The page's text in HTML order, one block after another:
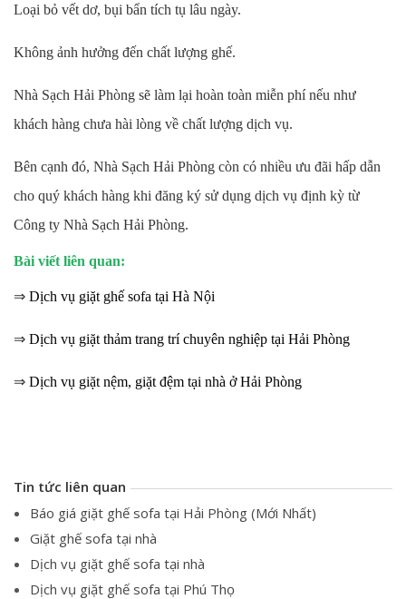
Loại bỏ vết dơ, bụi bẩn tích tụ lâu ngày.
Không ảnh hưởng đến chất lượng ghế.
Nhà Sạch Hải Phòng sẽ làm lại hoàn toàn miễn phí nếu như
khách hàng chưa hài lòng về chất lượng dịch vụ.
Bên cạnh đó, Nhà Sạch Hải Phòng còn có nhiều ưu đãi hấp dẫn
cho quý khách hàng khi đăng ký sử dụng dịch vụ định kỳ từ
Công ty Nhà Sạch Hải Phòng.
Bài viết liên quan:
⇒ Dịch vụ giặt ghế sofa tại Hà Nội
⇒ Dịch vụ giặt thảm trang trí chuyên nghiệp tại Hải Phòng
⇒ Dịch vụ giặt nệm, giặt đệm tại nhà ở Hải Phòng
Tin tức liên quan
Báo giá giặt ghế sofa tại Hải Phòng (Mới Nhất)
Giặt ghế sofa tại nhà
Dịch vụ giặt ghế sofa tại nhà
Dịch vụ giặt ghế sofa tại Phú Thọ